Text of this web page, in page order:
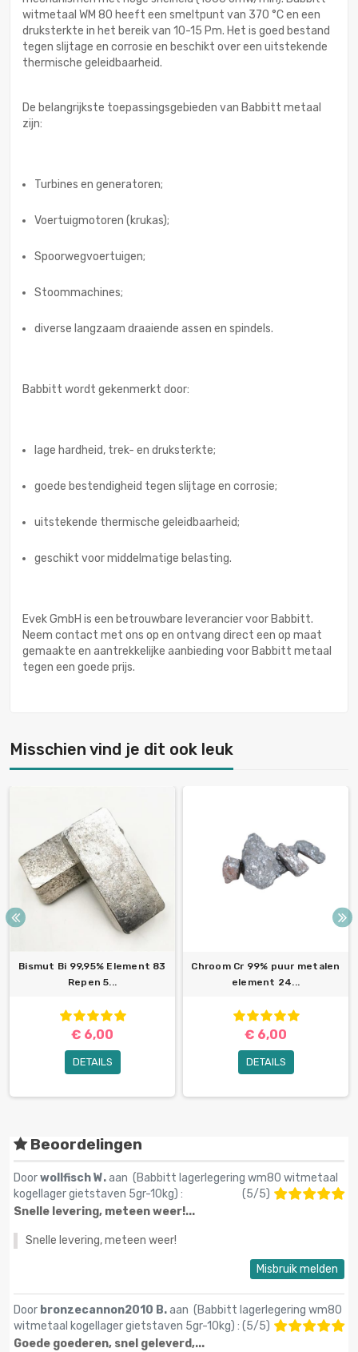
witmetaal WM 80 heeft een smeltpunt van 370 °C en een
druksterkte in het bereik van 10-15 Pm. Het is goed bestand
tegen slijtage en corrosie en beschikt over een uitstekende
thermische geleidbaarheid.
De belangrijkste toepassingsgebieden van Babbitt metaal
zijn:
Turbines en generatoren;
Voertuigmotoren (krukas);
Spoorwegvoertuigen;
Stoommachines;
diverse langzaam draaiende assen en spindels.
Babbitt wordt gekenmerkt door:
lage hardheid, trek- en druksterkte;
goede bestendigheid tegen slijtage en corrosie;
uitstekende thermische geleidbaarheid;
geschikt voor middelmatige belasting.
Evek GmbH is een betrouwbare leverancier voor Babbitt.
Neem contact met ons op en ontvang direct een op maat
gemaakte en aantrekkelijke aanbieding voor Babbitt metaal
tegen een goede prijs.
Misschien vind je dit ook leuk
Bismut Bi 99,95% Element 83
Repen 5...
€ 6,00
DETAILS
Chroom Cr 99% puur metalen
element 24...
€ 6,00
DETAILS
Beoordelingen
Doorwollfisch W.aan (Babbitt lagerlegering wm80 witmetaal
kogellager gietstaven 5gr-10kg) : (5/5)
Snelle levering, meteen weer!...
Snelle levering, meteen weer!
Misbruik melden
Door bronzecannon2010 B.aan (Babbitt lagerlegering wm80
witmetaal kogellager gietstaven 5gr-10kg) : (5/5)
Goede goederen, snel geleverd,...